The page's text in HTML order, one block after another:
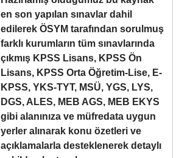
en son yapılan sınavlar dahil
edilerek ÖSYM tarafından sorulmuş
farklı kurumların tüm sınavlarında
çıkmış KPSS Lisans, KPSS Ön
Lisans, KPSS Orta Öğretim-Lise, E-
KPSS, YKS-TYT, MSÜ, YGS, LYS,
DGS, ALES, MEB AGS, MEB EKYS
gibi alanınıza ve müfredata uygun
yerler alınarak konu özetleri ve
açıklamalarla desteklenerek detaylı